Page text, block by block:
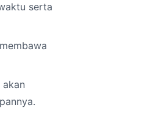
serta